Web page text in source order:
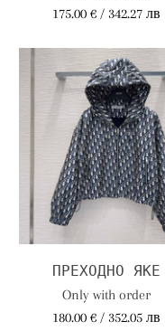
175.00 € / 342.27 лв
ПРЕХОДНО ЯКЕ
Only with order
180.00 € / 352.05 лв